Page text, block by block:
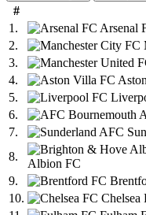
#
1.
Arsenal
2.
3.
4.
5.
6.
7.
8.
Albion FC
9.
10.
Chelsea